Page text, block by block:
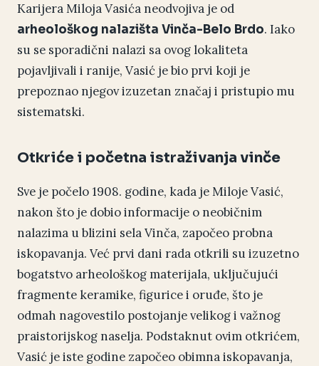
Karijera Miloja Vasića neodvojiva je od
arheološkog nalazišta Vinča-Belo Brdo. Iako
su se sporadični nalazi sa ovog lokaliteta
pojavljivali i ranije, Vasić je bio prvi koji je
prepoznao njegov izuzetan značaj i pristupio mu
sistematski.
Otkriće i početna istraživanja vinče
Sve je počelo 1908. godine, kada je Miloje Vasić,
nakon što je dobio informacije o neobičnim
nalazima u blizini sela Vinča, započeo probna
iskopavanja. Već prvi dani rada otkrili su izuzetno
bogatstvo arheološkog materijala, uključujući
fragmente keramike, figurice i oruđe, što je
odmah nagovestilo postojanje velikog i važnog
praistorijskog naselja. Podstaknut ovim otkrićem,
Vasić je iste godine započeo obimna iskopavanja,